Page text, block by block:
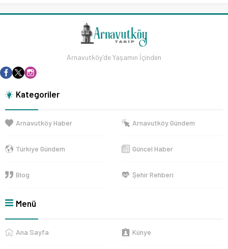
Arnavutköy'de Yaşamın İçinden
Kategoriler
Arnavutköy Haber Arnavutköy Gündem
Türkiye Gündem Güncel Haber
Blog Şehir Rehberi
Menü
Ana Sayfa Künye